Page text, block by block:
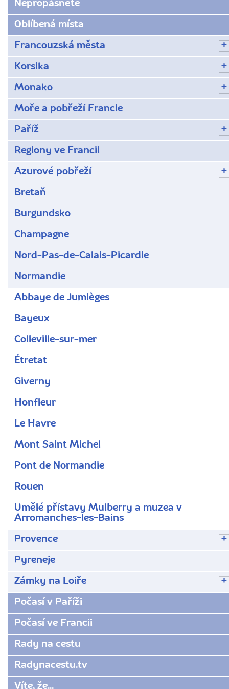
Nepropásněte
Oblíbená místa
Francouzská města
Korsika
Monako
Moře a pobřeží Francie
Paříž
Regiony ve Francii
Azurové pobřeží
Bretaň
Burgundsko
Champagne
Nord-Pas-de-Calais-Picardie
Normandie
Abbaye de Jumièges
Bayeux
Colleville-sur-mer
Étretat
Giverny
Honfleur
Le Havre
Mont Saint Michel
Pont de Normandie
Rouen
Umělé přístavy Mulberry a muzea v
Arromanches-les-Bains
Provence
Pyreneje
Zámky na Loiře
Počasí v Paříži
Počasí ve Francii
Rady na cestu
Radynacestu.tv
Víte, že...